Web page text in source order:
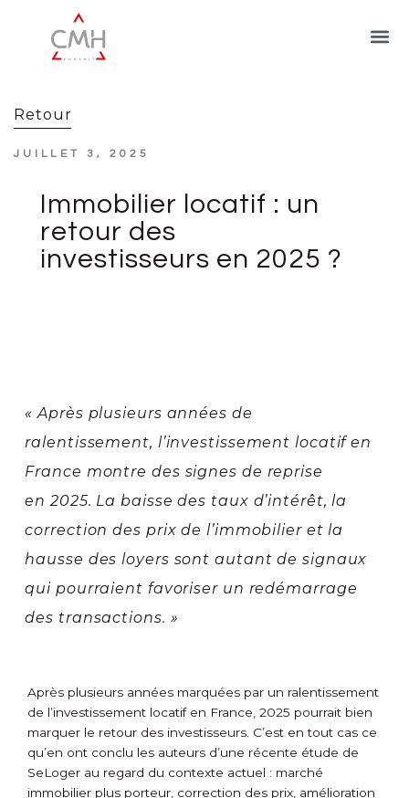
Retour
JUILLET 3, 2025
Immobilier locatif : un
retour des
investisseurs en 2025 ?
« Après plusieurs années de
ralentissement, l’investissement locatif en
France montre des signes de reprise
en 2025. La baisse des taux d’intérêt, la
correction des prix de l’immobilier et la
hausse des loyers sont autant de signaux
qui pourraient favoriser un redémarrage
des transactions. »
Après plusieurs années marquées par un ralentissement
de l’investissement locatif en France, 2025 pourrait bien
marquer le retour des investisseurs. C’est en tout cas ce
qu’en ont conclu les auteurs d’une récente étude de
SeLoger au regard du contexte actuel : marché
immobilier plus porteur, correction des prix, amélioration